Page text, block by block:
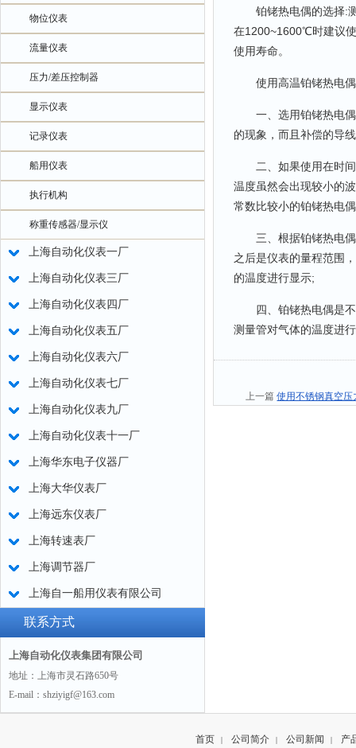
物位仪表
流量仪表
压力/差压控制器
显示仪表
记录仪表
船用仪表
执行机构
称重传感器/显示仪
上海自动化仪表一厂
上海自动化仪表三厂
上海自动化仪表四厂
上海自动化仪表五厂
上海自动化仪表六厂
上海自动化仪表七厂
上海自动化仪表九厂
上海自动化仪表十一厂
上海华东电子仪器厂
上海大华仪表厂
上海远东仪表厂
上海转速表厂
上海调节器厂
上海自一船用仪表有限公司
联系方式
上海自动化仪表集团有限公司
地址：上海市灵石路650号
E-mail：shziyigf@163.com
铂铑热电偶的选择:测
在1200~1600℃时建议
使用寿命。
使用高温铂铑热电偶
一、选用铂铑热电偶
的现象，而且补偿的导
二、如果使用在时间
温度虽然会出现较小的
常数比较小的铂铑热电
三、根据铂铑热电偶
之后是仪表的量程范围
的温度进行显示;
四、铂铑热电偶是不
测量管对气体的温度进
上一篇使用不锈钢真空
首页 | 公司简介 | 公司新闻 | 产